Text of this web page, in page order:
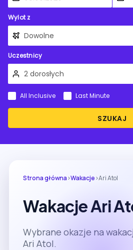
Wylot z
Uczestnicy
SZUKAJ
All Inclusive Last Minute
Strona główna›Wakacje›Ari Atol
Wakacje Ari
Wybrane okazje na
Ari Atol.